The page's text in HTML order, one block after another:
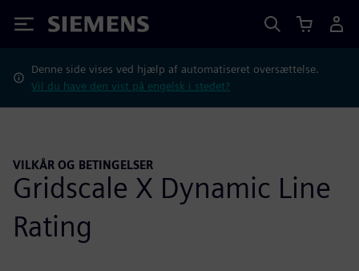
Siemens
Denne side vises ved hjælp af automatiseret oversættelse.
Vil du have den vist på engelsk i stedet?
VILKÅR OG BETINGELSER
Gridscale X Dynamic Line
Rating